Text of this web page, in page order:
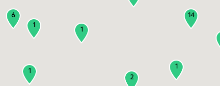
14
2
6
1
1 1
1